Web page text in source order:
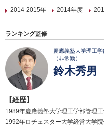
2014-2015年
2014年度
ランキング監修
慶應義塾大学理工
（非常勤）
鈴木秀男
【経歴】
1989年慶應義塾大学理工学部管理工
1992年ロチェスター大学経営大学院